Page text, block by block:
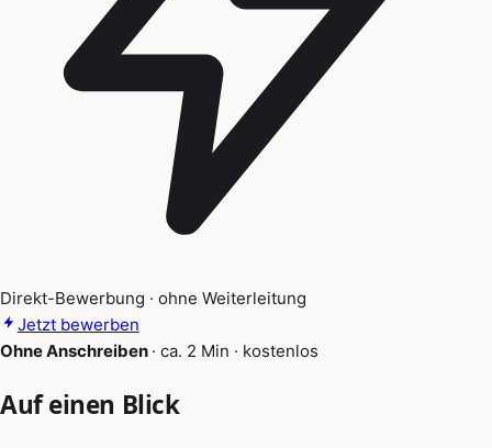
Direkt-Bewerbung · ohne Weiterleitung
Jetzt bewerben
Ohne Anschreiben · ca. 2 Min · kostenlos
Auf einen Blick